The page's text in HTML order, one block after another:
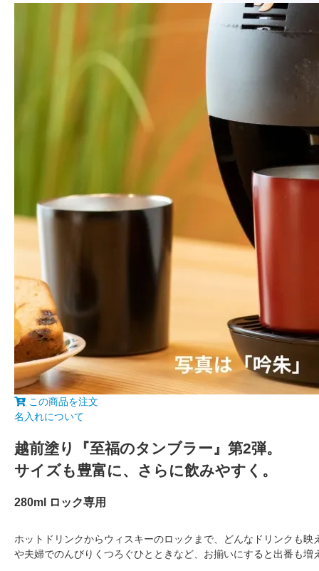
この商品を注文
名入れについて
越前塗り『至福のタンブラー』第2弾。
サイズも豊富に、さらに飲みやすく。
280ml ロック専用
ホットドリンクからウィスキーのロックまで、どんなドリンクも
や夫婦でのんびりくつろぐひとときなど、お揃いにすると出番も増